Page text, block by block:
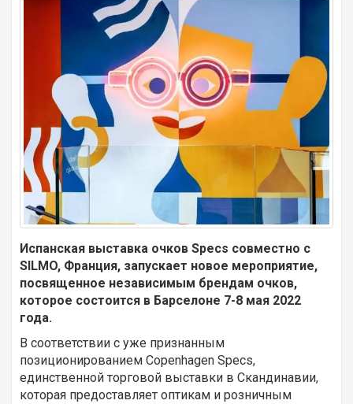
Испанская выставка очков Specs совместно с
SILMO, Франция, запускает новое мероприятие,
посвященное независимым брендам очков,
которое состоится в Барселоне 7-8 мая 2022
года.
В соответствии с уже признанным
позиционированием Copenhagen Specs,
единственной торговой выставки в Скандинавии,
которая предоставляет оптикам и розничным